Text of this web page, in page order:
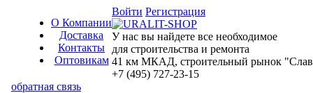
О Компании
Доставка
Контакты
Оптовикам
Войти Регистрация
У нас вы найдете все необходимое
для строительства и ремонта
41 км МКАД, строительный рынок
+7 (495) 727-23-15
обратная связь